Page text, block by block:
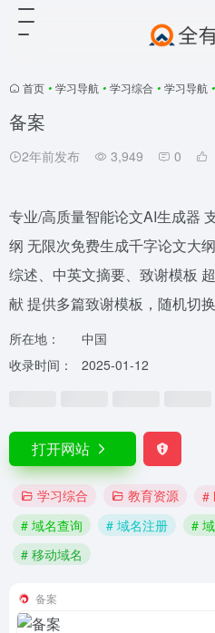
首页 • 学习导航 • 学习综合 • 学习导航 •
备案
2年前发布 3,949 0
专业/高质量智能论文AI生成器
纲 无限次免费生成千字论文大
综述、中英文摘要、致谢模板
献 提供多篇致谢模板，随机切
所在地：
中国
收录时间：
2025-01-12
打开网站
学习综合 教育资源 #
# 域名查询
# 域名注册 #
# 移动域名
备案